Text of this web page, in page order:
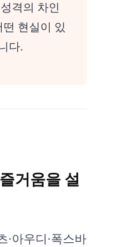
격의 차인
현실이 있
다.
거움을 설
·아우디·폭스바